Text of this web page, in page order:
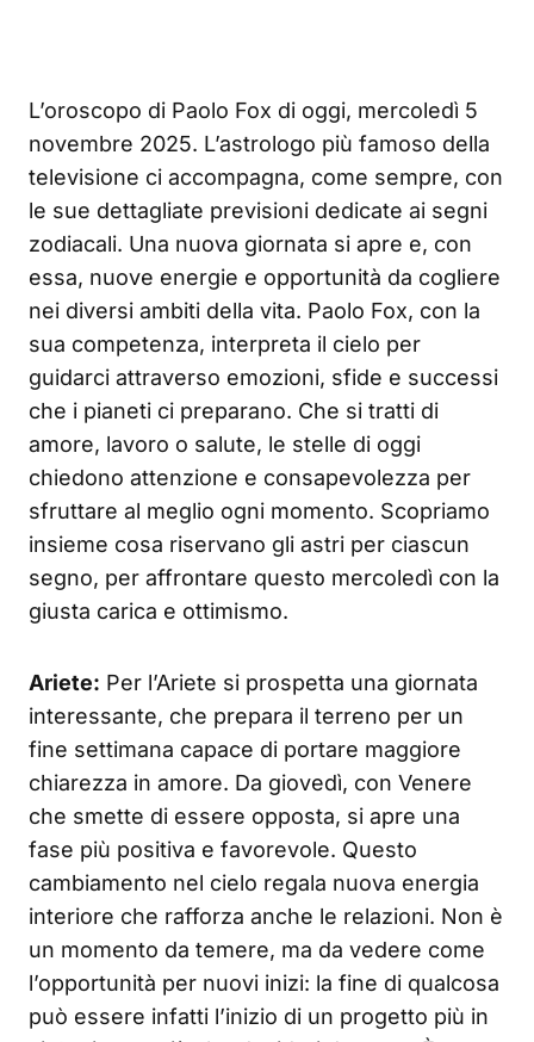
L’oroscopo di Paolo Fox di oggi, mercoledì 5
novembre 2025. L’astrologo più famoso della
televisione ci accompagna, come sempre, con
le sue dettagliate previsioni dedicate ai segni
zodiacali. Una nuova giornata si apre e, con
essa, nuove energie e opportunità da cogliere
nei diversi ambiti della vita. Paolo Fox, con la
sua competenza, interpreta il cielo per
guidarci attraverso emozioni, sfide e successi
che i pianeti ci preparano. Che si tratti di
amore, lavoro o salute, le stelle di oggi
chiedono attenzione e consapevolezza per
sfruttare al meglio ogni momento. Scopriamo
insieme cosa riservano gli astri per ciascun
segno, per affrontare questo mercoledì con la
giusta carica e ottimismo.
Ariete: Per l’Ariete si prospetta una giornata
interessante, che prepara il terreno per un
fine settimana capace di portare maggiore
chiarezza in amore. Da giovedì, con Venere
che smette di essere opposta, si apre una
fase più positiva e favorevole. Questo
cambiamento nel cielo regala nuova energia
interiore che rafforza anche le relazioni. Non è
un momento da temere, ma da vedere come
l’opportunità per nuovi inizi: la fine di qualcosa
può essere infatti l’inizio di un progetto più in